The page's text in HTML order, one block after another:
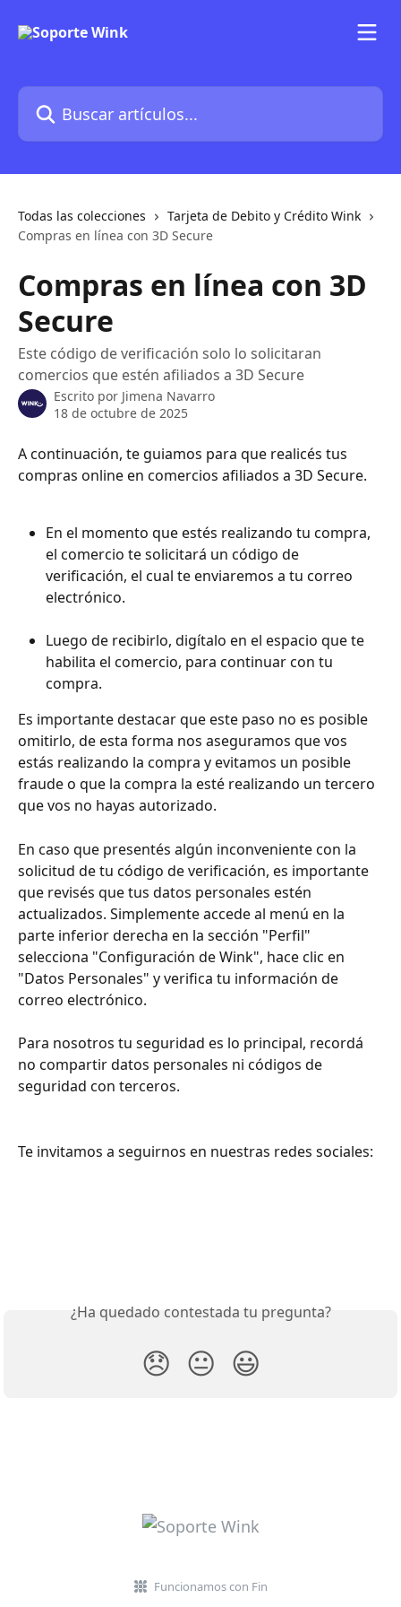
Buscar artículos...
Todas las colecciones
Tarjeta de Debito y Crédito Wink
Compras en línea con 3D Secure
Compras en línea con 3D
Secure
Este código de verificación solo lo solicitaran
comercios que estén afiliados a 3D Secure
Escrito por Jimena Navarro
18 de octubre de 2025
A continuación, te guiamos para que realicés tus
compras online en comercios afiliados a 3D Secure.
En el momento que estés realizando tu compra,
el comercio te solicitará un código de
verificación, el cual te enviaremos a tu correo
electrónico.
Luego de recibirlo, digítalo en el espacio que te
habilita el comercio, para continuar con tu
compra.
Es importante destacar que este paso no es posible
omitirlo, de esta forma nos aseguramos que vos
estás realizando la compra y evitamos un posible
fraude o que la compra la esté realizando un tercero
que vos no hayas autorizado.
En caso que presentés algún inconveniente con la
solicitud de tu código de verificación, es importante
que revisés que tus datos personales estén
actualizados. Simplemente accede al menú en la
parte inferior derecha en la sección "Perfil"
selecciona "Configuración de Wink", hace clic en
"Datos Personales" y verifica tu información de
correo electrónico.
Para nosotros tu seguridad es lo principal, recordá
no compartir datos personales ni códigos de
seguridad con terceros.
Te invitamos a seguirnos en nuestras redes sociales:
¿Ha quedado contestada tu pregunta?
😞 😐 😃
Funcionamos con Fin